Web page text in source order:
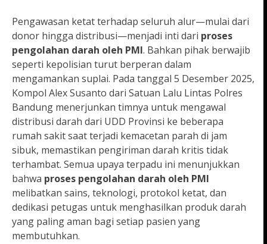
Pengawasan ketat terhadap seluruh alur—mulai dari
donor hingga distribusi—menjadi inti dari proses
pengolahan darah oleh PMI. Bahkan pihak berwajib
seperti kepolisian turut berperan dalam
mengamankan suplai. Pada tanggal 5 Desember 2025,
Kompol Alex Susanto dari Satuan Lalu Lintas Polres
Bandung menerjunkan timnya untuk mengawal
distribusi darah dari UDD Provinsi ke beberapa
rumah sakit saat terjadi kemacetan parah di jam
sibuk, memastikan pengiriman darah kritis tidak
terhambat. Semua upaya terpadu ini menunjukkan
bahwa proses pengolahan darah oleh PMI
melibatkan sains, teknologi, protokol ketat, dan
dedikasi petugas untuk menghasilkan produk darah
yang paling aman bagi setiap pasien yang
membutuhkan.